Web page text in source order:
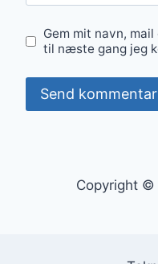
Gem mit navn,
til næste gang jeg
Copyright ©